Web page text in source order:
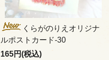
くらがのりえオリジナ
ルポストカード-30
165円(税込)